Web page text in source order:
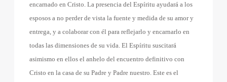
encarnado en Cristo. La presencia del Espíritu ayudará a los
esposos a no perder de vista la fuente y medida de su amor y
entrega, y a colaborar con él para reflejarlo y encarnarlo en
todas las dimensiones de su vida. El Espíritu suscitará
asimismo en ellos el anhelo del encuentro definitivo con
Cristo en la casa de su Padre y Padre nuestro. Este es el